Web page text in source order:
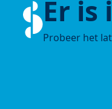
Er
Probeer het